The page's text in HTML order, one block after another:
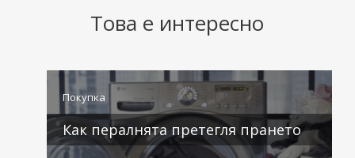
Това е интересно
Покупка
Как пералнята претегля прането